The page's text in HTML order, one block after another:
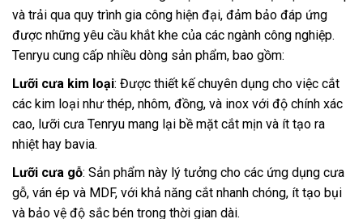
và trải qua quy trình gia công hiện đại, đảm bảo đáp ứng
được những yêu cầu khắt khe của các ngành công nghiệp.
Tenryu cung cấp nhiều dòng sản phẩm, bao gồm:
Lưỡi cưa kim loại: Được thiết kế chuyên dụng cho việc cắt
các kim loại như thép, nhôm, đồng, và inox với độ chính xác
cao, lưỡi cưa Tenryu mang lại bề mặt cắt mịn và ít tạo ra
nhiệt hay bavia.
Lưỡi cưa gỗ: Sản phẩm này lý tưởng cho các ứng dụng cưa
gỗ, ván ép và MDF, với khả năng cắt nhanh chóng, ít tạo bụi
và bảo vệ độ sắc bén trong thời gian dài.